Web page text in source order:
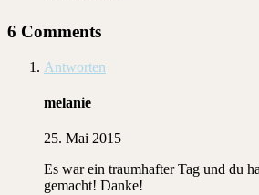
6 Comments
Antworten
melanie
25. Mai 2015
Es war ein traumhafter Tag und du
gemacht! Danke!